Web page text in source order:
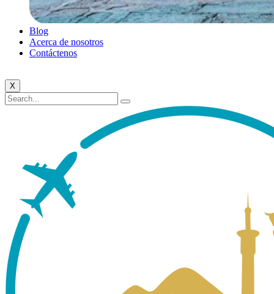
Blog
Acerca de nosotros
Contáctenos
X